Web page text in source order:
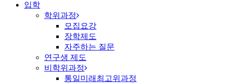
입학
학위과정
모집요강
장학제도
자주하는 질문
연구생 제도
비학위과정
통일미래최고위과정